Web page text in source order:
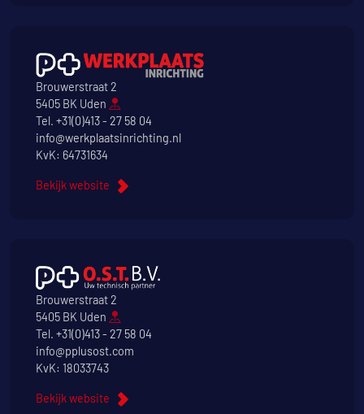
Brouwerstraat 2
5405 BK Uden
Tel. +31(0)413 - 27 58 04
info@werkplaatsinrichting.nl
KvK: 64731634
Bekijk website
Brouwerstraat 2
5405 BK Uden
Tel. +31(0)413 - 27 58 04
info@pplusost.com
KvK: 18033743
Bekijk website